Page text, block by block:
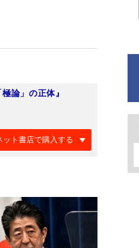
論」の正体』
ット書店で購入する